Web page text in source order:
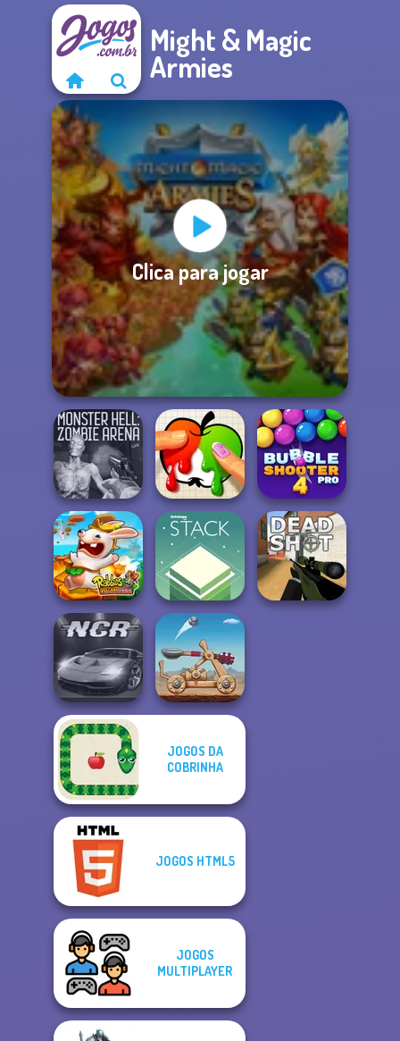
Might & Magic
Armies
Clica para jogar
Monster Hell:
Zombie Arena
Paint It
Bubble Shooter
Pro 4
Rabbids Volcano
Panic
Stack
Night City Racing
JOGOS DA
COBRINHA
JOGOS HTML5
JOGOS
MULTIPLAYER